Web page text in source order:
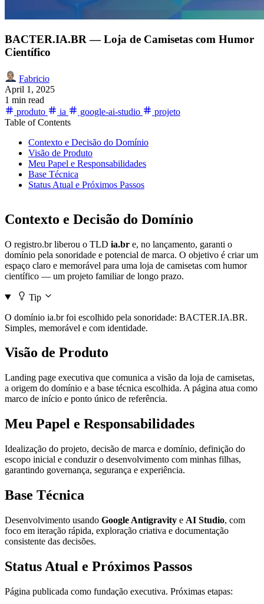
BACTER.IA.BR — Loja de Camisetas com Humor
Científico
Fabricio
April 1, 2025
1 min read
produto
ia google-ai-studio
projeto
Table of Contents
Contexto e Decisão do Domínio
Visão de Produto
Meu Papel e Responsabilidades
Base Técnica
Status Atual e Próximos Passos
Contexto e Decisão do Domínio
O registro.br liberou o TLD ia.br e, no lançamento, garanti o
domínio pela sonoridade e potencial de marca. O objetivo é criar um
espaço claro e memorável para uma loja de camisetas com humor
científico — um projeto familiar de longo prazo.
Tip
O domínio ia.br foi escolhido pela sonoridade: BACTER.IA.BR.
Simples, memorável e com identidade.
Visão de Produto
Landing page executiva que comunica a visão da loja de camisetas,
a origem do domínio e a base técnica escolhida. A página atua como
marco de início e ponto único de referência.
Meu Papel e Responsabilidades
Idealização do projeto, decisão de marca e domínio, definição do
escopo inicial e conduzir o desenvolvimento com minhas filhas,
garantindo governança, segurança e experiência.
Base Técnica
Desenvolvimento usando Google Antigravity e AI Studio, com
foco em iteração rápida, exploração criativa e documentação
consistente das decisões.
Status Atual e Próximos Passos
Página publicada como fundação executiva. Próximas etapas: